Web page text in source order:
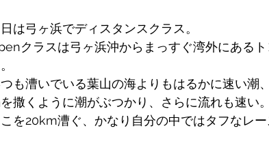
は弓ヶ浜でディスタンスクラス。
クラスは弓ヶ浜沖からまっすぐ湾外にある
も漕いでいる葉山の海よりもはるかに速い潮
撒くように潮がぶつかり、さらに流れも速い。
を20km漕ぐ、かなり自分の中ではタフなレ